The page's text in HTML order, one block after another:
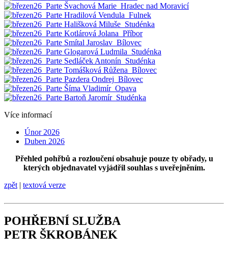
Více informací
Únor 2026
Duben 2026
Přehled pohřbů a rozloučení obsahuje pouze ty obřady, u
kterých objednavatel vyjádřil souhlas s uveřejněním.
zpět | textová verze
POHŘEBNÍ SLUŽBA
PETR ŠKROBÁNEK